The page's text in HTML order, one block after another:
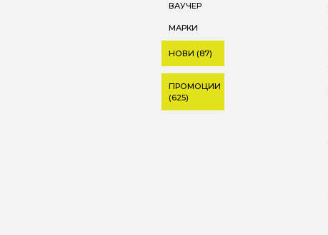
ВАУЧЕР
МАРКИ
НОВИ (87)
ПРОМОЦИИ
(625)